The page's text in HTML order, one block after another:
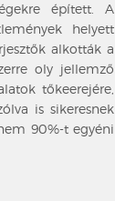
épített. A
helyett
alkották a
oly jellemző
tőkeerejére,
is sikeresnek
90%-t egyéni